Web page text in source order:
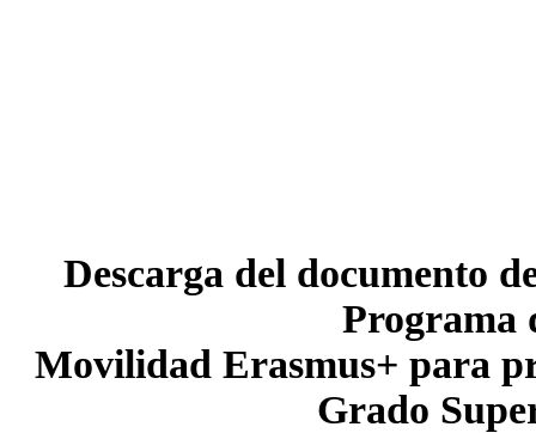
Descarga del documento
Programa
Movilidad Erasmus+ para
Grado